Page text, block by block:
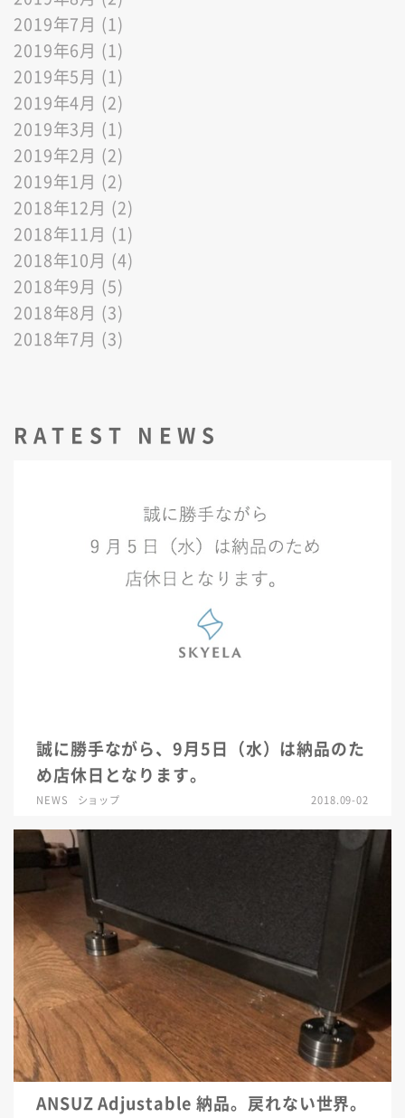
2019年7月 (1)
2019年6月 (1)
2019年5月 (1)
2019年4月 (2)
2019年3月 (1)
2019年2月 (2)
2019年1月 (2)
2018年12月 (2)
2018年11月 (1)
2018年10月 (4)
2018年9月 (5)
2018年8月 (3)
2018年7月 (3)
RATEST NEWS
誠に勝手ながら、9月5日（水）は納品のた
め店休日となります。
NEWS ショップ 2018.09-02
ANSUZ Adjustable 納品。戻れない世界。